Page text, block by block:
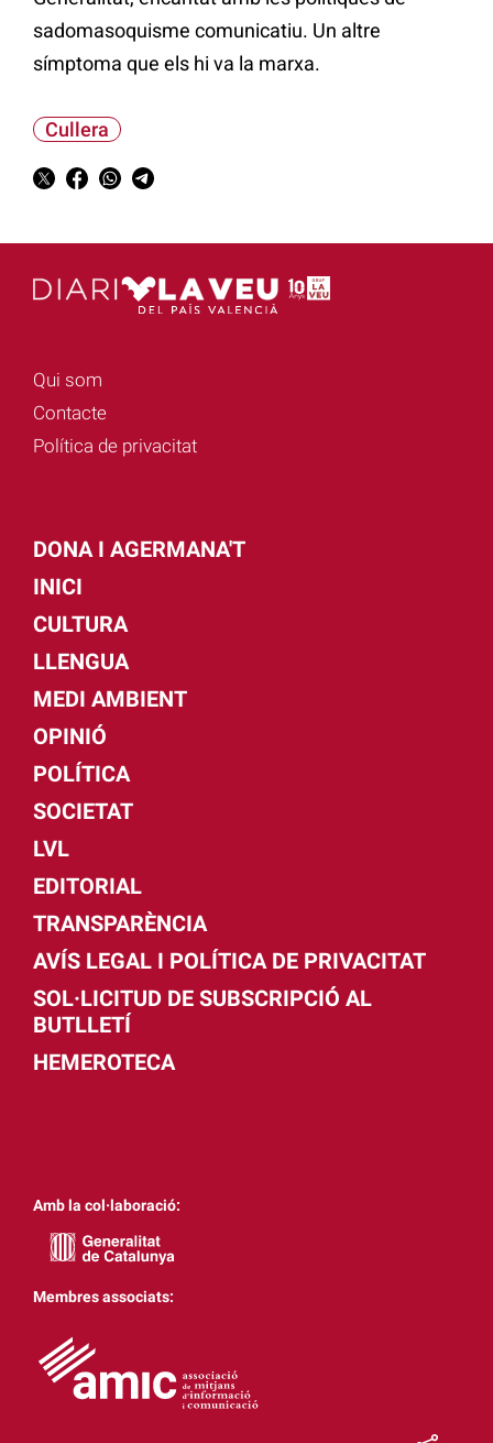
sadomasoquisme comunicatiu. Un altre
símptoma que els hi va la marxa.
Cullera
Qui som
Contacte
Política de privacitat
DONA I AGERMANA'T
INICI
CULTURA
LLENGUA
MEDI AMBIENT
OPINIÓ
POLÍTICA
SOCIETAT
LVL
EDITORIAL
TRANSPARÈNCIA
AVÍS LEGAL I POLÍTICA DE PRIVACITAT
SOL·LICITUD DE SUBSCRIPCIÓ AL
BUTLLETÍ
HEMEROTECA
Amb la col·laboració:
Membres associats: